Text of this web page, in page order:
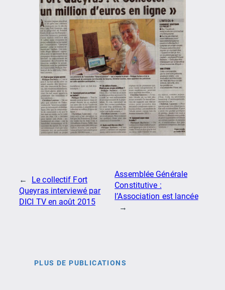
←
Le collectif Fort
Queyras interviewé par
DICI TV en août 2015
Assemblée Générale
Constitutive :
l’Association est lancée
→
PLUS DE PUBLICATIONS